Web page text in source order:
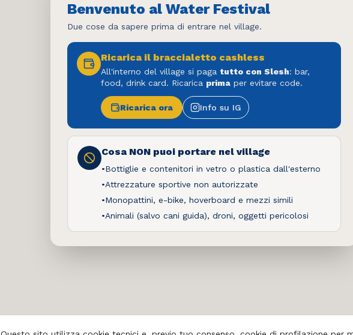
404
Oops! Pagina non trovata
Torna alla Home
Benvenuto al Water Festival
Due cose da sapere prima di entrare nel village.
Ricarica il braccialetto cashless
All'interno del village si paga tutto con Slesh: bar,
food, drink card. Ricarica prima per evitare code.
Ricarica ora Info su IG
Cosa NON puoi portare nel village
•Bottiglie e contenitori in vetro o plastica dall'esterno
•Attrezzature sportive non autorizzate
•Monopattini, e-bike, hoverboard e mezzi simili
•Animali (salvo cani guida), droni, oggetti pericolosi